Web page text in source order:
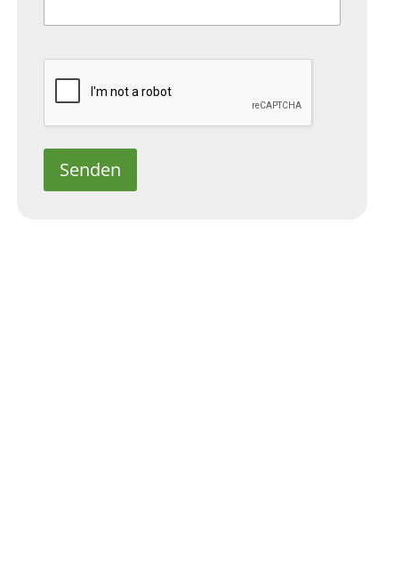
Senden